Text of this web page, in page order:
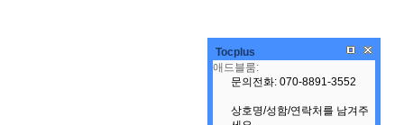
Tocplus